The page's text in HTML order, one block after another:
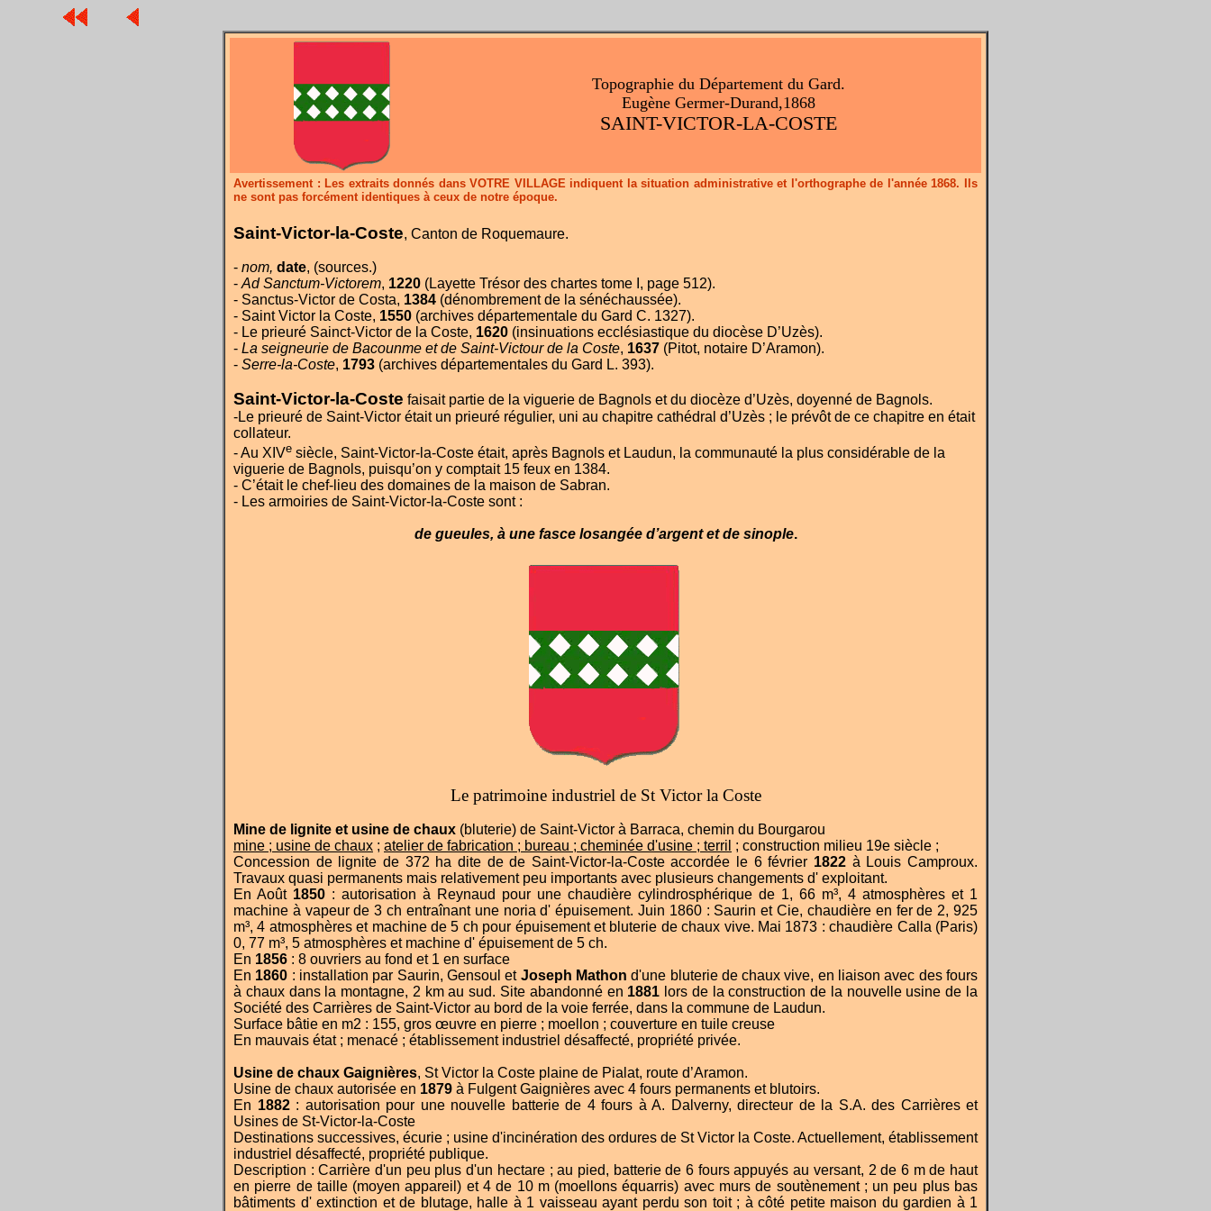
Topographie du Département du Gard.
Eugène Germer-Durand,1868
SAINT-VICTOR-LA-COSTE
Avertissement : Les extraits donnés dans VOTRE VILLAGE indiquent la situation administrative et l'orthographe de l'année 1868. Ils
ne sont pas forcément identiques à ceux de notre époque.
Saint-Victor-la-Coste, Canton de Roquemaure.
- nom, date, (sources.)
- Ad Sanctum-Victorem, 1220 (Layette Trésor des chartes tome I, page 512).
- Sanctus-Victor de Costa, 1384 (dénombrement de la sénéchaussée).
- Saint Victor la Coste, 1550 (archives départementale du Gard C. 1327).
- Le prieuré Sainct-Victor de la Coste, 1620 (insinuations ecclésiastique du diocèse D’Uzès).
- La seigneurie de Bacounme et de Saint-Victour de la Coste, 1637 (Pitot, notaire D’Aramon).
- Serre-la-Coste, 1793 (archives départementales du Gard L. 393).
Saint-Victor-la-Coste faisait partie de la viguerie de Bagnols et du diocèze d’Uzès, doyenné de Bagnols.
-Le prieuré de Saint-Victor était un prieuré régulier, uni au chapitre cathédral d’Uzès ; le prévôt de ce chapitre en était
collateur.
- Au XIVe siècle, Saint-Victor-la-Coste était, après Bagnols et Laudun, la communauté la plus considérable de la
viguerie de Bagnols, puisqu’on y comptait 15 feux en 1384.
- C’était le chef-lieu des domaines de la maison de Sabran.
- Les armoiries de Saint-Victor-la-Coste sont :
de gueules, à une fasce losangée d’argent et de sinople.
Le patrimoine industriel de St Victor la Coste
Mine de lignite et usine de chaux (bluterie) de Saint-Victor à Barraca, chemin du Bourgarou
mine ; usine de chaux ; atelier de fabrication ; bureau ; cheminée d'usine ; terril ; construction milieu 19e siècle ;
Concession de lignite de 372 ha dite de de Saint-Victor-la-Coste accordée le 6 février 1822 à Louis Camproux.
Travaux quasi permanents mais relativement peu importants avec plusieurs changements d' exploitant.
En Août 1850 : autorisation à Reynaud pour une chaudière cylindrosphérique de 1, 66 m³, 4 atmosphères et 1
machine à vapeur de 3 ch entraînant une noria d' épuisement. Juin 1860 : Saurin et Cie, chaudière en fer de 2, 925
m³, 4 atmosphères et machine de 5 ch pour épuisement et bluterie de chaux vive. Mai 1873 : chaudière Calla (Paris)
0, 77 m³, 5 atmosphères et machine d' épuisement de 5 ch.
En 1856 : 8 ouvriers au fond et 1 en surface
En 1860 : installation par Saurin, Gensoul et Joseph Mathon d'une bluterie de chaux vive, en liaison avec des fours
à chaux dans la montagne, 2 km au sud. Site abandonné en 1881 lors de la construction de la nouvelle usine de la
Société des Carrières de Saint-Victor au bord de la voie ferrée, dans la commune de Laudun.
Surface bâtie en m2 : 155, gros œuvre en pierre ; moellon ; couverture en tuile creuse
En mauvais état ; menacé ; établissement industriel désaffecté, propriété privée.
Usine de chaux Gaignières, St Victor la Coste plaine de Pialat, route d’Aramon.
Usine de chaux autorisée en 1879 à Fulgent Gaignières avec 4 fours permanents et blutoirs.
En 1882: autorisation pour une nouvelle batterie de 4 fours à A. Dalverny, directeur de la S.A. des Carrières et
Usines de St-Victor-la-Coste
Destinations successives, écurie ; usine d'incinération des ordures de St Victor la Coste. Actuellement, établissement
industriel désaffecté, propriété publique.
Description : Carrière d'un peu plus d'un hectare ; au pied, batterie de 6 fours appuyés au versant, 2 de 6 m de haut
en pierre de taille (moyen appareil) et 4 de 10 m (moellons équarris) avec murs de soutènement ; un peu plus bas
bâtiments d' extinction et de blutage, halle à 1 vaisseau ayant perdu son toit ; à côté petite maison du gardien à 1